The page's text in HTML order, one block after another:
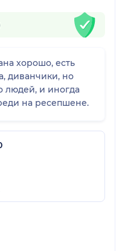
хорошо, есть
диванчики, но
людей, и иногда
на ресепшене.